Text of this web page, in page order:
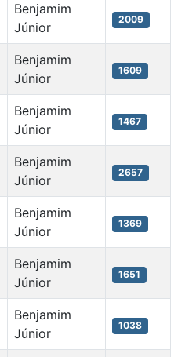
Benjamim
Júnior
2009
Benjamim
Júnior
1609
Benjamim
Júnior
1467
Benjamim
Júnior
2657
Benjamim
Júnior
1369
Benjamim
Júnior
1651
Benjamim
Júnior
1038